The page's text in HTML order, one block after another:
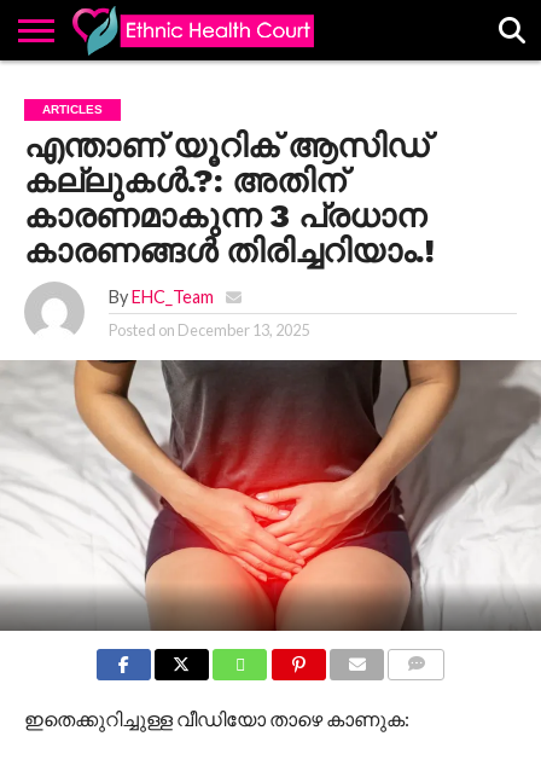
EHC
ADVERTISE
ALL
LATEST
POSTS
CONTACT
US
CONTRIBUTE
HOME
ARTICLES
എന്താണ് യൂറിക് ആസിഡ്
കല്ലുകൾ.?: അതിന്
കാരണമാകുന്ന 3 പ്രധാന
കാരണങ്ങൾ തിരിച്ചറിയാം.!
By EHC_Team
Posted on December 13, 2025
ഇതെക്കുറിച്ചുള്ള വീഡിയോ താഴെ കാണുക: